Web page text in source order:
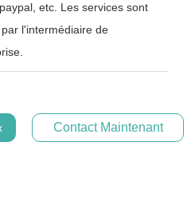
etc. Les services sont
l'intermédiaire de
Contact Maintenant